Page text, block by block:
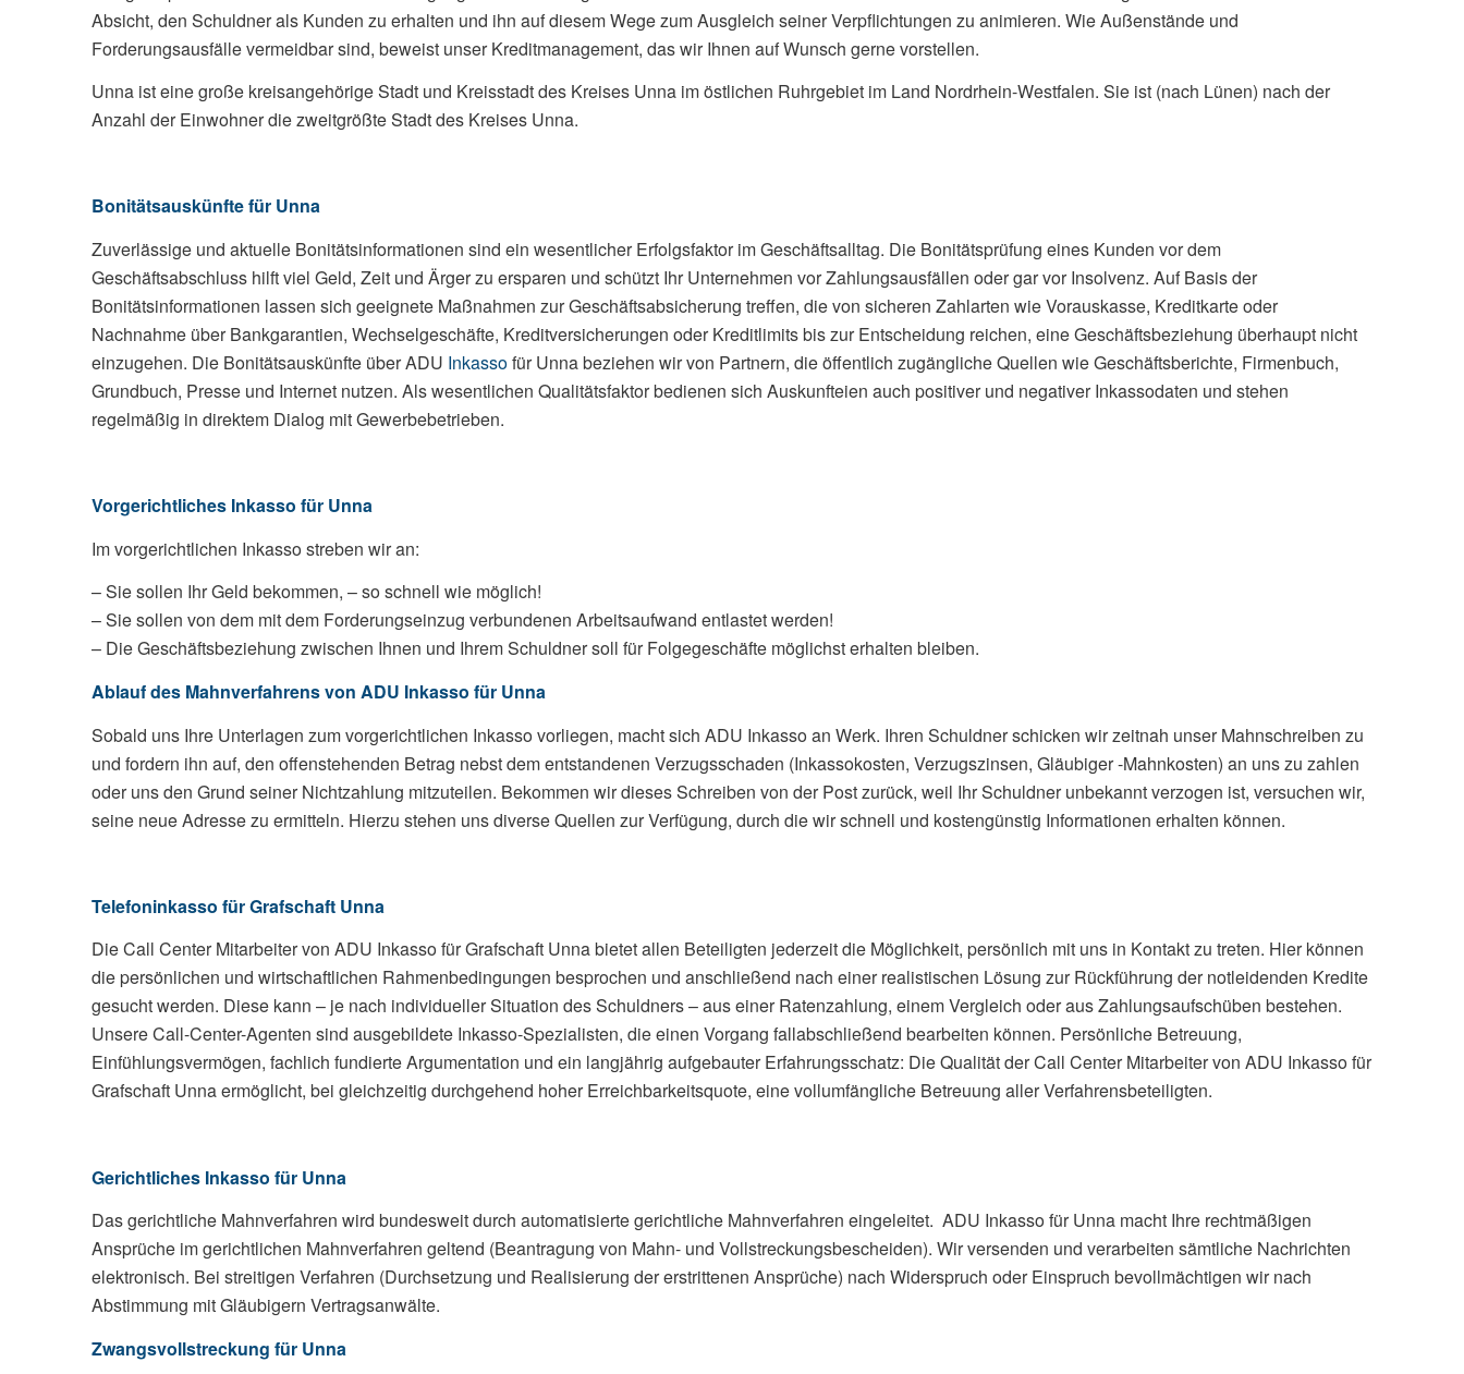
Absicht, den Schuldner als Kunden zu erhalten und ihn auf diesem Wege zum Ausgleich seiner Verpflichtungen zu animieren. Wie Außenstände und
Forderungsausfälle vermeidbar sind, beweist unser Kreditmanagement, das wir Ihnen auf Wunsch gerne vorstellen.
Unna ist eine große kreisangehörige Stadt und Kreisstadt des Kreises Unna im östlichen Ruhrgebiet im Land Nordrhein-Westfalen. Sie ist (nach Lünen) nach der
Anzahl der Einwohner die zweitgrößte Stadt des Kreises Unna.
Bonitätsauskünfte für Unna
Zuverlässige und aktuelle Bonitätsinformationen sind ein wesentlicher Erfolgsfaktor im Geschäftsalltag. Die Bonitätsprüfung eines Kunden vor dem
Geschäftsabschluss hilft viel Geld, Zeit und Ärger zu ersparen und schützt Ihr Unternehmen vor Zahlungsausfällen oder gar vor Insolvenz. Auf Basis der
Bonitätsinformationen lassen sich geeignete Maßnahmen zur Geschäftsabsicherung treffen, die von sicheren Zahlarten wie Vorauskasse, Kreditkarte oder
Nachnahme über Bankgarantien, Wechselgeschäfte, Kreditversicherungen oder Kreditlimits bis zur Entscheidung reichen, eine Geschäftsbeziehung überhaupt nicht
einzugehen. Die Bonitätsauskünfte über ADU Inkassofür Unna beziehen wir von Partnern, die öffentlich zugängliche Quellen wie Geschäftsberichte, Firmenbuch,
Grundbuch, Presse und Internet nutzen. Als wesentlichen Qualitätsfaktor bedienen sich Auskunfteien auch positiver und negativer Inkassodaten und stehen
regelmäßig in direktem Dialog mit Gewerbebetrieben.
Vorgerichtliches Inkasso für Unna
Im vorgerichtlichen Inkasso streben wir an:
– Sie sollen Ihr Geld bekommen, – so schnell wie möglich!
– Sie sollen von dem mit dem Forderungseinzug verbundenen Arbeitsaufwand entlastet werden!
– Die Geschäftsbeziehung zwischen Ihnen und Ihrem Schuldner soll für Folgegeschäfte möglichst erhalten bleiben.
Ablauf des Mahnverfahrens von ADU Inkasso für Unna
Sobald uns Ihre Unterlagen zum vorgerichtlichen Inkasso vorliegen, macht sich ADU Inkasso an Werk. Ihren Schuldner schicken wir zeitnah unser Mahnschreiben zu
und fordern ihn auf, den offenstehenden Betrag nebst dem entstandenen Verzugsschaden (Inkassokosten, Verzugszinsen, Gläubiger -Mahnkosten) an uns zu zahlen
oder uns den Grund seiner Nichtzahlung mitzuteilen. Bekommen wir dieses Schreiben von der Post zurück, weil Ihr Schuldner unbekannt verzogen ist, versuchen wir,
seine neue Adresse zu ermitteln. Hierzu stehen uns diverse Quellen zur Verfügung, durch die wir schnell und kostengünstig Informationen erhalten können.
Telefoninkasso für Grafschaft Unna
Die Call Center Mitarbeiter von ADU Inkasso für Grafschaft Unna bietet allen Beteiligten jederzeit die Möglichkeit, persönlich mit uns in Kontakt zu treten. Hier können
die persönlichen und wirtschaftlichen Rahmenbedingungen besprochen und anschließend nach einer realistischen Lösung zur Rückführung der notleidenden Kredite
gesucht werden. Diese kann – je nach individueller Situation des Schuldners – aus einer Ratenzahlung, einem Vergleich oder aus Zahlungsaufschüben bestehen.
Unsere Call-Center-Agenten sind ausgebildete Inkasso-Spezialisten, die einen Vorgang fallabschließend bearbeiten können. Persönliche Betreuung,
Einfühlungsvermögen, fachlich fundierte Argumentation und ein langjährig aufgebauter Erfahrungsschatz: Die Qualität der Call Center Mitarbeiter von ADU Inkasso für
Grafschaft Unna ermöglicht, bei gleichzeitig durchgehend hoher Erreichbarkeitsquote, eine vollumfängliche Betreuung aller Verfahrensbeteiligten.
Gerichtliches Inkasso für Unna
Das gerichtliche Mahnverfahren wird bundesweit durch automatisierte gerichtliche Mahnverfahren eingeleitet. ADU Inkasso für Unna macht Ihre rechtmäßigen
Ansprüche im gerichtlichen Mahnverfahren geltend (Beantragung von Mahn- und Vollstreckungsbescheiden). Wir versenden und verarbeiten sämtliche Nachrichten
elektronisch. Bei streitigen Verfahren (Durchsetzung und Realisierung der erstrittenen Ansprüche) nach Widerspruch oder Einspruch bevollmächtigen wir nach
Abstimmung mit Gläubigern Vertragsanwälte.
Zwangsvollstreckung für Unna